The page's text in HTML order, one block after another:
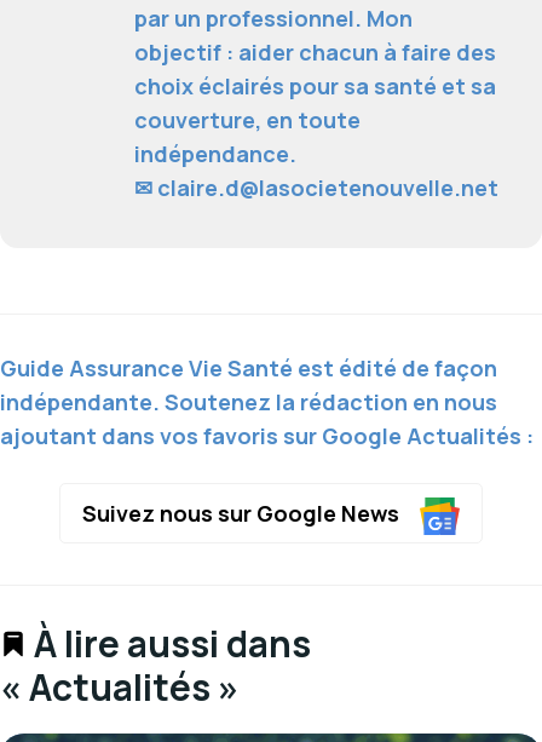
par un professionnel. Mon
objectif : aider chacun à faire des
choix éclairés pour sa santé et sa
couverture, en toute
indépendance.
✉ claire.d@lasocietenouvelle.net
Guide Assurance Vie Santé est édité de façon
indépendante. Soutenez la rédaction en nous
ajoutant dans vos favoris sur Google Actualités :
Suivez nous sur Google News
À lire aussi dans
« Actualités »